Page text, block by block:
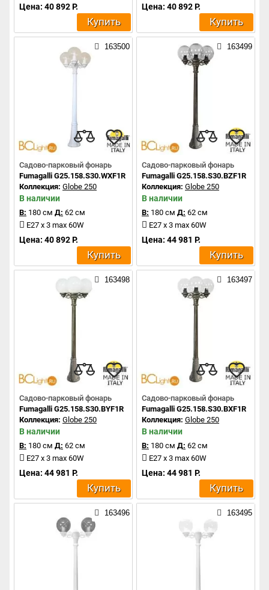
Цена: 40 892 Р.
Купить
Цена: 40 892 Р.
Купить
163500
Садово-парковый фонарь
Fumagalli G25.158.S30.WXF1R
Коллекция: Globe 250
В наличии
В: 180 см Д: 62 см
E27 x 3 max 60W
Цена: 40 892 Р.
Купить
163499
Садово-парковый фонарь
Fumagalli G25.158.S30.BZF1R
Коллекция: Globe 250
В наличии
В: 180 см Д: 62 см
E27 x 3 max 60W
Цена: 44 981 Р.
Купить
163498
Садово-парковый фонарь
Fumagalli G25.158.S30.BYF1R
Коллекция: Globe 250
В наличии
В: 180 см Д: 62 см
E27 x 3 max 60W
Цена: 44 981 Р.
Купить
163497
Садово-парковый фонарь
Fumagalli G25.158.S30.BXF1R
Коллекция: Globe 250
В наличии
В: 180 см Д: 62 см
E27 x 3 max 60W
Цена: 44 981 Р.
Купить
163496 163495